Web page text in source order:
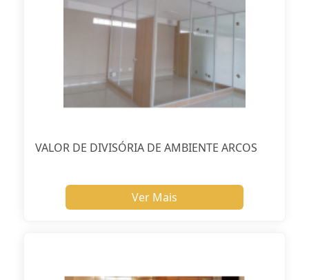
VALOR DE DIVISÓRIA DE AMBIENTE ARCOS
Ver Mais